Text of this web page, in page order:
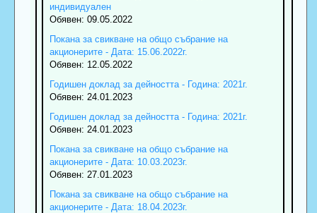
индивидуален
Обявен: 09.05.2022
Покана за свикване на общо събрание на
акционерите - Дата: 15.06.2022г.
Обявен: 12.05.2022
Годишен доклад за дейността - Година: 2021г.
Обявен: 24.01.2023
Годишен доклад за дейността - Година: 2021г.
Обявен: 24.01.2023
Покана за свикване на общо събрание на
акционерите - Дата: 10.03.2023г.
Обявен: 27.01.2023
Покана за свикване на общо събрание на
акционерите - Дата: 18.04.2023г.